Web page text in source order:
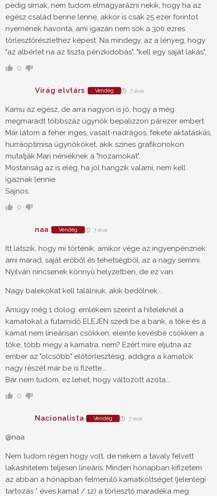
pedig sírnak, nem tudom elmagyarázni nekik, hogy ha az
egész család benne lenne, akkor is csak 25 ezer forintot
nyernének havonta, ami igazán nem sok a 300 ezres
törlesztőrészlethez képest. Na mindegy, az a lényeg, hogy
"az albérlet na az tiszta pénzkidobás", "kell egy saját lakás".
0
Virág elvtárs Vendég 7 éve
Kamu az egész, de arra nagyon is jó, hogy a még
megmaradt többszáz ügynök bepalizzon párezer embert.
Már látom a fehér inges, vasalt-nadrágos, fekete aktatáskás,
hurráoptimisa ügynököket, akik színes grafikonokon
mutatják Mari néniéknek a "hozamokat".
Mostanság az is elég, ha jól hangzik valami, nem kell
igaznak lennie.
Sajnos.
0
naa Vendég 7 éve
Itt látszik, hogy mi történik, amikor vége az ingyenpénznek:
ami marad, saját erőből és tehetségből, az a nagy semmi.
Nyilván nincsenek könnyű helyzetben, de ez van.
Nagy balekokat kell találniuk, akik bedőlnek...
Amúgy még 1 dolog: emlékeim szerint a hiteleknél a
kamatokat a futamidő ELEJÉN szedi be a bank, a tőke és a
kamat nem lineárisan csökken, eleinte kevésbé csökken a
tőke, több megy a kamatra, nem? Ezért mire eljutna az
ember az "olcsóbb" előtörlesztésig, addigra a kamatok
nagy részét már be is fizette...
Bár nem tudom, ez lehet, hogy változott azóta...
0
Nacionalista Vendég 7 éve
@naa
Nem tudom régen hogy volt, de nekem a tavaly felvett
lakáshitelem teljesen lineáris. Minden hónapban kifizetem
az abban a hónapban felmerülő kamatköltséget (jelenlegi
tartozás * éves kamat / 12) a törlesztő maradéka meg